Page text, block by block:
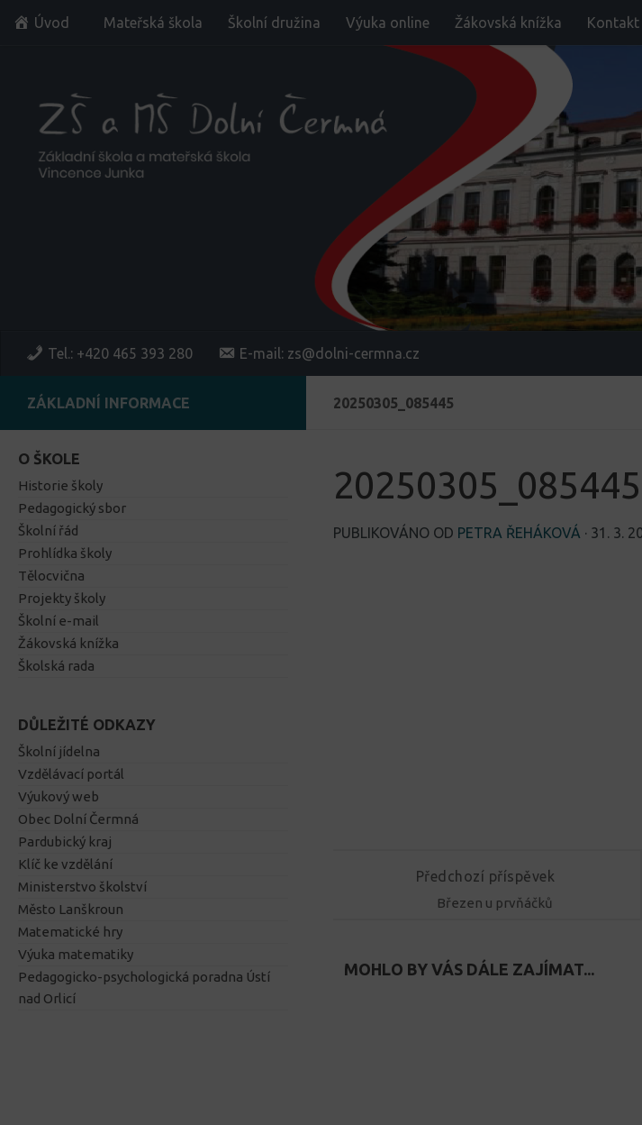
Skip to content
Úvod Mateřská škola Školní družina Výuka online Žákovská knížka Kontakt
Tel.: +420 465 393 280 E-mail: zs@dolni-cermna.cz
20250305_085445
20250305_085445
PUBLIKOVÁNO OD PETRA ŘEHÁKOVÁ · 31. 3.
Předchozí příspěvek
Březen u prvňáčků
MOHLO BY VÁS DÁLE ZAJÍMAT...
ZÁKLADNÍ INFORMACE
O ŠKOLE
Historie školy
Pedagogický sbor
Školní řád
Prohlídka školy
Tělocvična
Projekty školy
Školní e-mail
Žákovská knížka
Školská rada
DŮLEŽITÉ ODKAZY
Školní jídelna
Vzdělávací portál
Výukový web
Obec Dolní Čermná
Pardubický kraj
Klíč ke vzdělání
Ministerstvo školství
Město Lanškroun
Matematické hry
Výuka matematiky
Pedagogicko-psychologická poradna Ústí
nad Orlicí